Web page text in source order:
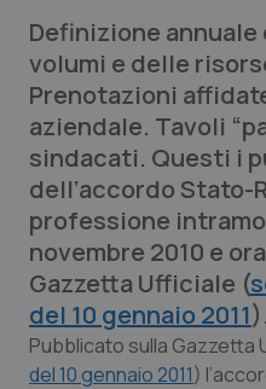
Scienza e Farmaci
Studi e Analisi
Lettere al direttore
Edizioni Regionali
QS Pro
Professionisti
Definizione
volumi e delle
Prenotazioni
aziendale. Tavoli
sindacati. Questi i
dell’accordo Stato-
professione
novembre 2010 e
Gazzetta Ufficiale (
del 10 gennaio 2011).
Pubblicato sulla Gazzetta
del 10 gennaio 2011)